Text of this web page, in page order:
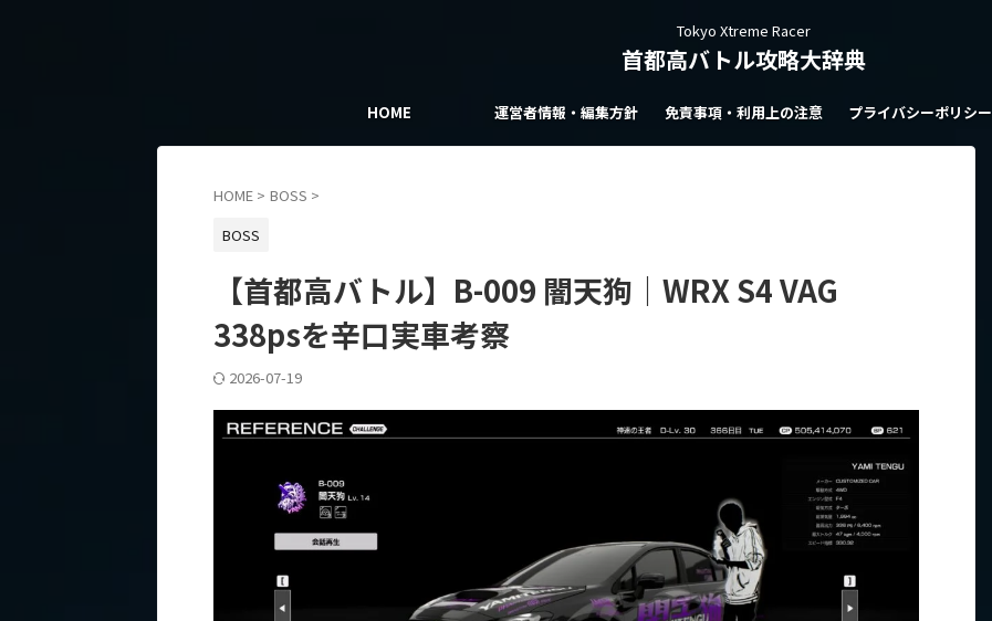
Tokyo Xtreme Racer
首都高バトル攻略大辞典
HOME 運営者情報・編集方針 免責事項・利用上の注意 プライバシーポリシー
HOME > BOSS >
BOSS
【首都高バトル】B-009 闇天狗｜WRX S4 VAG
338psを辛口実車考察
2026-07-19